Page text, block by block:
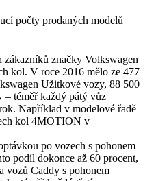
počty prodaných modelů
značky Volkswagen
kol. V roce 2016 mělo ze 477
Užitkové vozy, 88 500
téměř každý pátý vůz
Například v modelové řadě
kol 4MOTION v
po vozech s pohonem
podíl dokonce až 60 procent,
vozů Caddy s pohonem